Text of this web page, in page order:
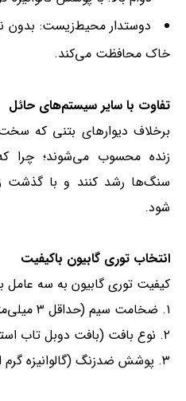
دوستدار محیط‌زیست: بدون
خاک محافظت می‌کند.
تفاوت با سایر سیستم‌های حائل
برخلاف دیوارهای بتنی که
زنده محسوب می‌شوند؛ چرا
سنگ‌ها رشد کنند و با گذشت
شود.
انتخاب توری گابیون باکیفیت
کیفیت توری گابیون به سه عامل
۱. ضخامت سیم (حداقل ۳ میلی‌متر برای کاربردهای عمومی)
۲. نوع بافت (بافت دوبل تاب استحکام بیشتری دارد)
۳. پوشش ضدزنگ (گالوانیزه گرم الزامی است)